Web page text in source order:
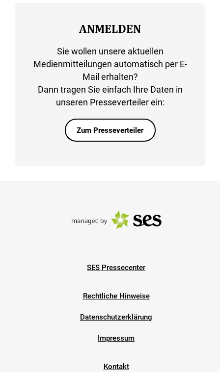
ANMELDEN
Sie wollen unsere aktuellen
Medienmitteilungen automatisch per E-
Mail erhalten?
Dann tragen Sie einfach Ihre Daten in
unseren Presseverteiler ein:
Zum Presseverteiler
SES Pressecenter
Rechtliche Hinweise
Datenschutzerklärung
Impressum
Kontakt